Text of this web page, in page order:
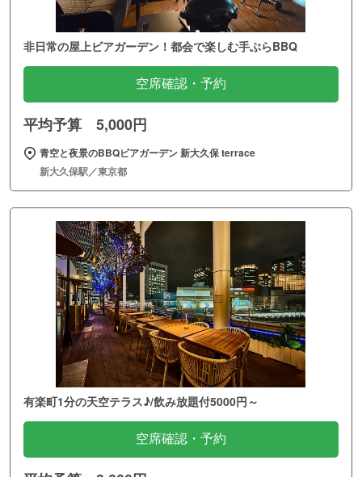
非日常の屋上ビアガーデン！都会で楽しむ手ぶらBBQ
空席確認・予約
平均予算 5,000円
青空と夜景のBBQビアガーデン 新大久保 terrace
新大久保駅／東京都
有楽町1分の天空テラス♪/飲み放題付5000円～
空席確認・予約